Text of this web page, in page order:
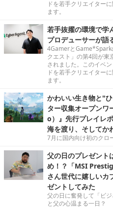
ドを若手クリエイター
ます。
若手抜擢の環境で
プロデューサーが語
4GamerとGame*Spark
クエスト」の第4回が東
されました。このイベ
ドを若手クリエイター
ます。
かわいい生き物と"
ター収集オープンワ
o）』先行プレイレ
海を渡り、そしてか
7月に国内向け初のクロ
父の日のプレゼント
め！？「MSI
さん世代に嬉しいカ
ゼントしてみた
父の日に奮発して「ビ
と父の心温まる一日？